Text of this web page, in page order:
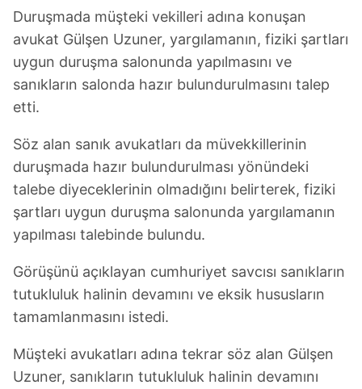
Duruşmada müşteki vekilleri adına konuşan
avukat Gülşen Uzuner, yargılamanın, fiziki şartları
uygun duruşma salonunda yapılmasını ve
sanıkların salonda hazır bulundurulmasını talep
etti.
Söz alan sanık avukatları da müvekkillerinin
duruşmada hazır bulundurulması yönündeki
talebe diyeceklerinin olmadığını belirterek, fiziki
şartları uygun duruşma salonunda yargılamanın
yapılması talebinde bulundu.
Görüşünü açıklayan cumhuriyet savcısı sanıkların
tutukluluk halinin devamını ve eksik hususların
tamamlanmasını istedi.
Müşteki avukatları adına tekrar söz alan Gülşen
Uzuner, sanıkların tutukluluk halinin devamını